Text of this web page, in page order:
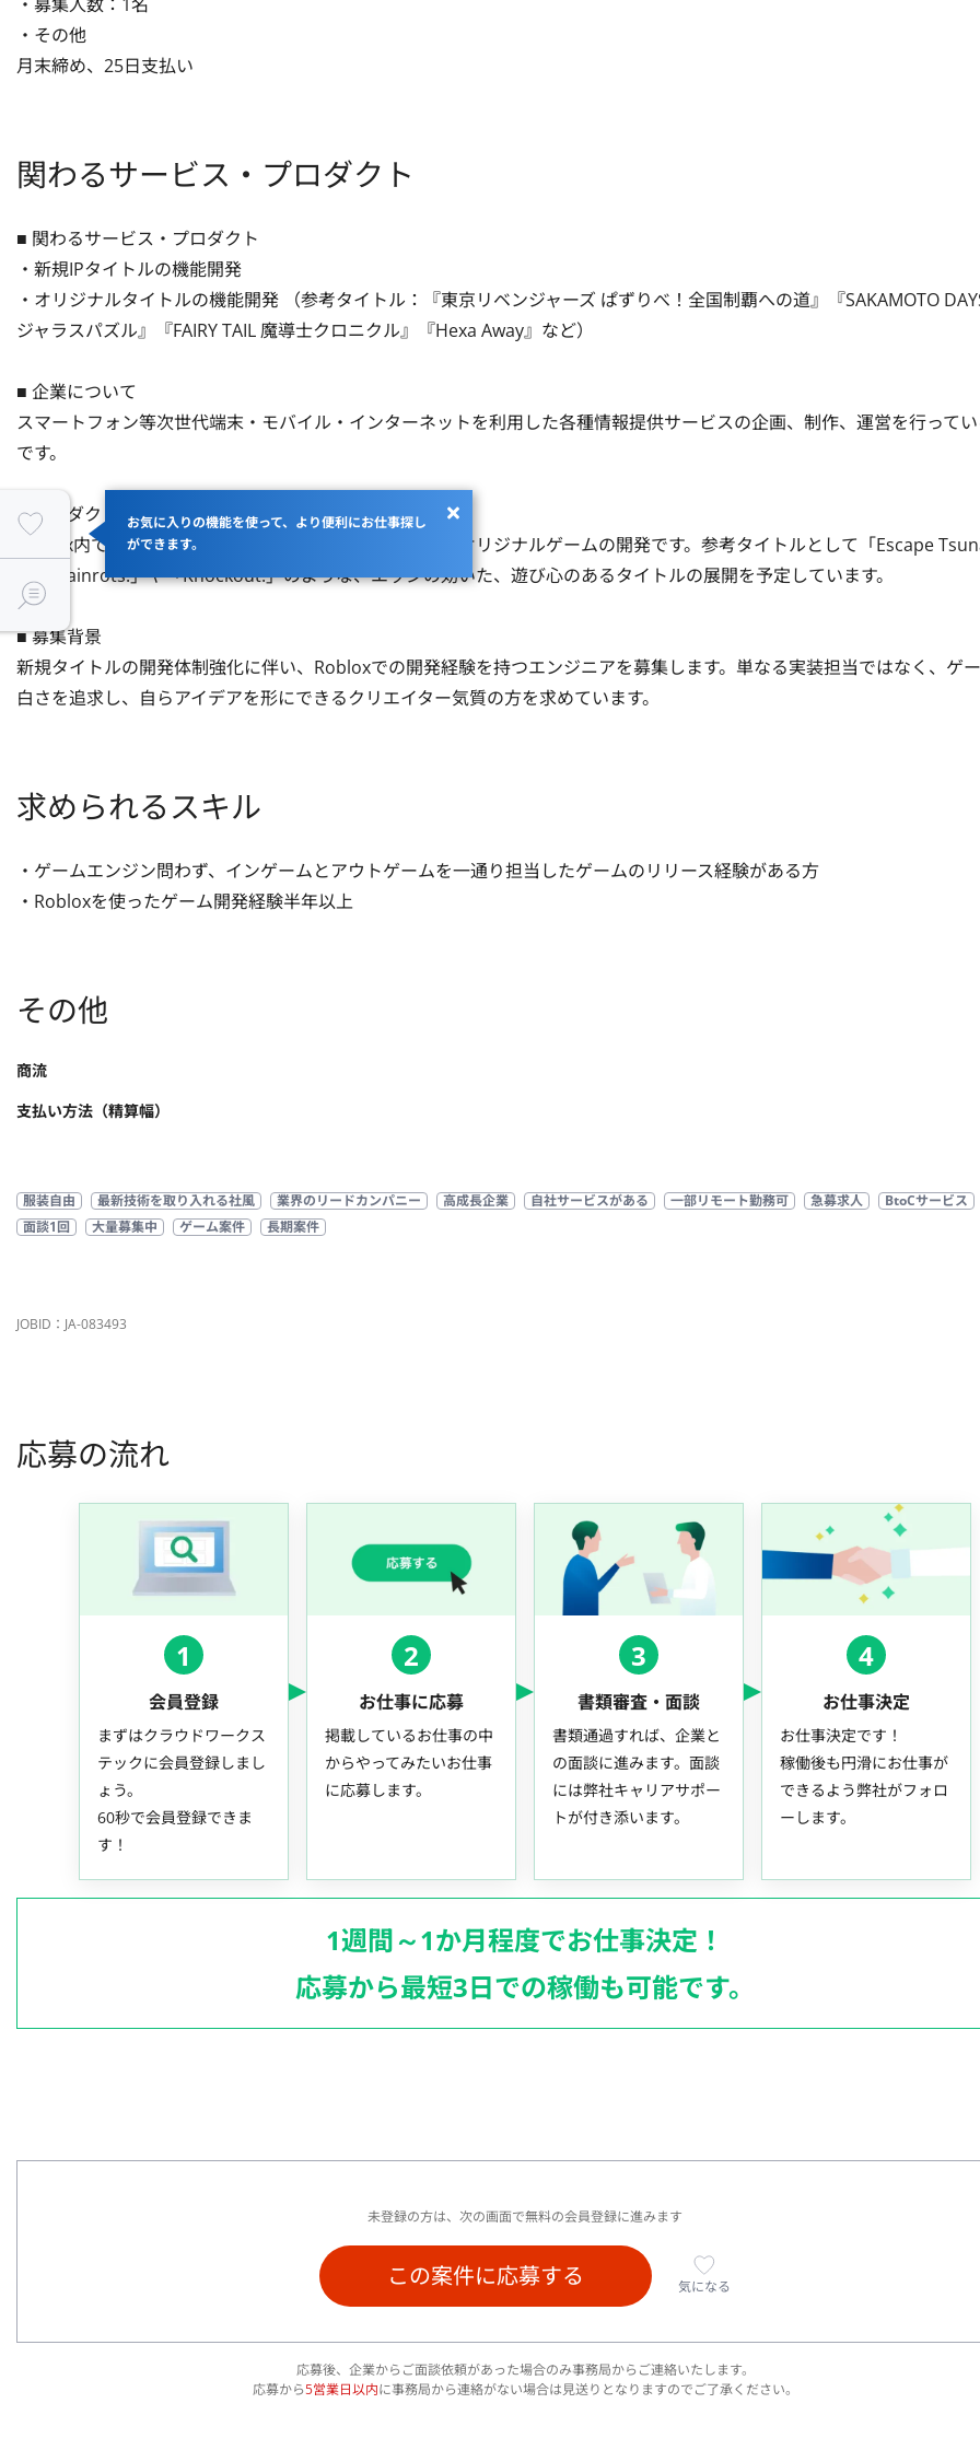
お気に入りの機能を使って、より便利にお仕事探し
ができます。
・その他
月末締め、25日支払い
関わるサービス・プロダクト
■ 関わるサービス・プロダクト
・新規IPタイトルの機能開発
・オリジナルタイトルの機能開発 （参考タイトル：『東京リベンジャーズ ぱずりべ！全国制覇への道』『SAKAMOTO
ジャラスパズル』『FAIRY TAIL 魔導士クロニクル』『Hexa Away』など）
■ 企業について
スマートフォン等次世代端末・モバイル・インターネットを利用した各種情報提供サービスの企画、制作、運営を行って
です。
■ プロダクトについて
Roblox内でのインゲーム・アウトゲーム両面を網羅したオリジナルゲームの開発です。参考タイトルとして「Escape
For Brainrots!」や「Knockout!」のような、エッジの効いた、遊び心のあるタイトルの展開を予定しています。
■ 募集背景
新規タイトルの開発体制強化に伴い、Robloxでの開発経験を持つエンジニアを募集します。単なる実装担当ではなく、ゲ
白さを追求し、自らアイデアを形にできるクリエイター気質の方を求めています。
求められるスキル
・ゲームエンジン問わず、インゲームとアウトゲームを一通り担当したゲームのリリース経験がある方
・Robloxを使ったゲーム開発経験半年以上
その他
商流
支払い方法（精算幅）
服装自由 最新技術を取り入れる社風 業界のリードカンパニー 高成長企業 自社サービスがある 一部リモート勤務可 急募求人
BtoCサービス
面談1回
大量募集中 ゲーム案件 長期案件
JOBID：JA-083493
応募の流れ
1
会員登録
まずはクラウドワークス
テックに会員登録しまし
ょう。
60秒で会員登録できま
す！
2
お仕事に応募
掲載しているお仕事の中
からやってみたいお仕事
に応募します。
3
書類審査・面談
書類通過すれば、企業と
の面談に進みます。面談
には弊社キャリアサポー
トが付き添います。
4
お仕事決定
お仕事決定です！
稼働後も円滑にお仕事が
できるよう弊社がフォロ
ーします。
1週間～1か月程度でお仕事決定！
応募から最短3日での稼働も可能です。
未登録の方は、次の画面で無料の会員登録に進みます
この案件に応募する 気になる
応募後、企業からご面談依頼があった場合のみ事務局からご連絡いたします。
応募から5営業日以内に事務局から連絡がない場合は見送りとなりますのでご了承ください。